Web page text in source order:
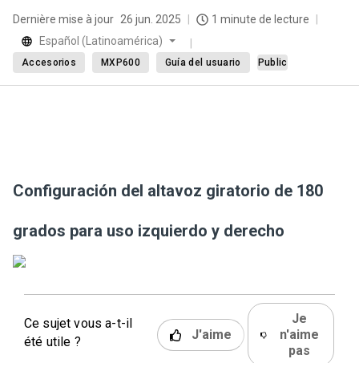
Dernière mise à jour 26 jun. 2025
1 minute de lecture
Español (Latinoamérica)
Accesorios MXP600 Guía del usuario Public
Configuración del altavoz giratorio de 180
grados para uso izquierdo y derecho
Ce sujet vous a-t-il
été utile ?
J'aime
Je
n'aime
pas